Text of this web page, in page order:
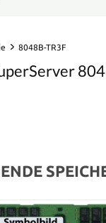
8048B-TR3F